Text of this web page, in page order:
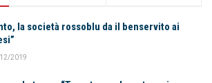
la società rossoblu da il benservito ai
2019